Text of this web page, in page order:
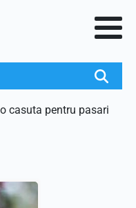
casuta pentru pasari